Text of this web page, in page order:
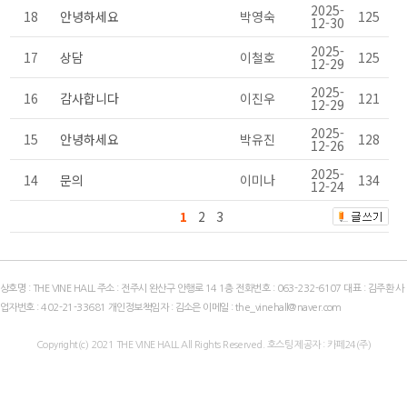
18 안녕하세요 박영숙 2025-
12-30 125
17 상담 이철호 2025-
12-29 125
16 감사합니다 이진우 2025-
12-29 121
15 안녕하세요 박유진 2025-
12-26 128
14 문의 이미나 2025-
12-24
134
1
2 3
상호명 : THE VINE HALL 주소 : 전주시 완산구 안행로 14 1층 전화번호 : 063-232-6107 대표 : 김주환 사
업자번호 :402-21-33681 개인정보책임자 : 김소은 이메일 :the_vinehall@naver.com
Copyright(c) 2021 THE VINE HALL All Rights Reserved. 호스팅 제공자 : 카페24(주)